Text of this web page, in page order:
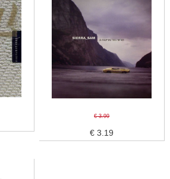
€ 3.99
€ 3.19